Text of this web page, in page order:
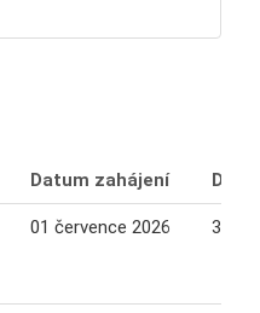
Datum zahájení
01 července 2026 31